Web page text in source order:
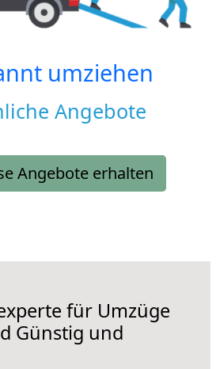
umziehen
Angebote
Angebote erhalten
für Umzüge
Günstig und